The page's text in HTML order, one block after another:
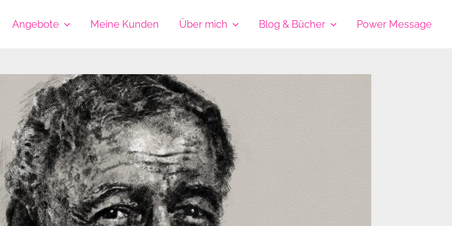
Angebote Meine Kunden Über mich Blog & Bücher Power Message